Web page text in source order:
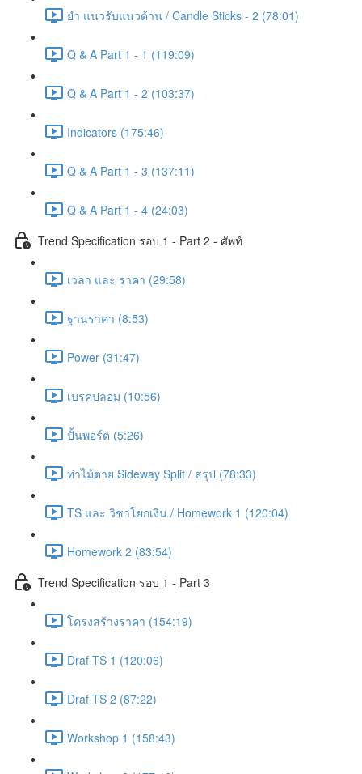
ยำ แนวรับแนวต้าน / Candle Sticks - 2 (78:01)
Q & A Part 1 - 1 (119:09)
Q & A Part 1 - 2 (103:37)
Indicators (175:46)
Q & A Part 1 - 3 (137:11)
Q & A Part 1 - 4 (24:03)
Trend Specification รอบ 1 - Part 2 - ศัพท์
เวลา และ ราคา (29:58)
ฐานราคา (8:53)
Power (31:47)
เบรคปลอม (10:56)
ปั้นพอร์ต (5:26)
ท่าไม้ตาย Sideway Split / สรุป (78:33)
TS และ วิชาโยกเงิน / Homework 1 (120:04)
Homework 2 (83:54)
Trend Specification รอบ 1 - Part 3
โครงสร้างราคา (154:19)
Draf TS 1 (120:06)
Draf TS 2 (87:22)
Workshop 1 (158:43)